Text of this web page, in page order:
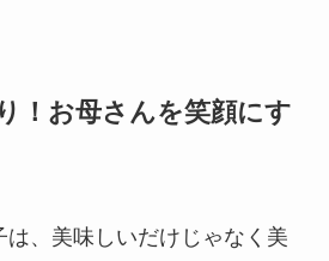
！お母さんを笑顔にす
、美味しいだけじゃなく美